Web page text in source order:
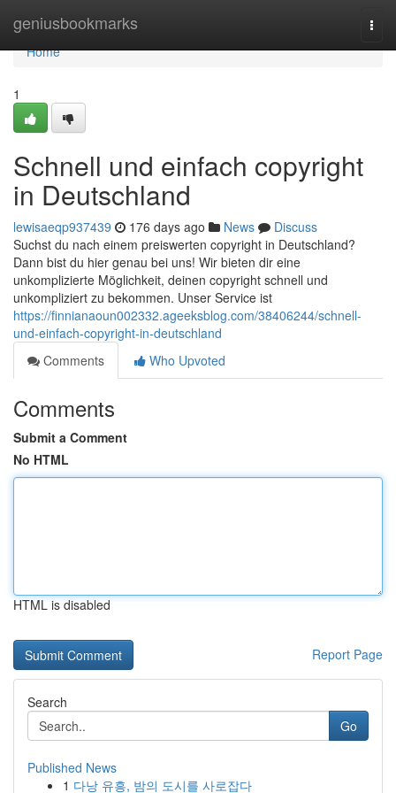
geniusbookmarks
Home
Home
1
Schnell und einfach copyright
in Deutschland
lewisaeqp937439 176 days ago News
Discuss
Suchst du nach einem preiswerten copyright in Deutschland?
Dann bist du hier genau bei uns! Wir bieten dir eine
unkomplizierte Möglichkeit, deinen copyright schnell und
unkompliziert zu bekommen. Unser Service ist
https://finnianaoun002332.ageeksblog.com/38406244/schnell-
und-einfach-copyright-in-deutschland
Comments
Who Upvoted
Comments
Submit a Comment
No HTML
HTML is disabled
Report Page
Search
Go
Published News
1 다낭 유흥, 밤의 도시를 사로잡다